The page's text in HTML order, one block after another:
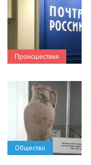
Происшествия
Общество